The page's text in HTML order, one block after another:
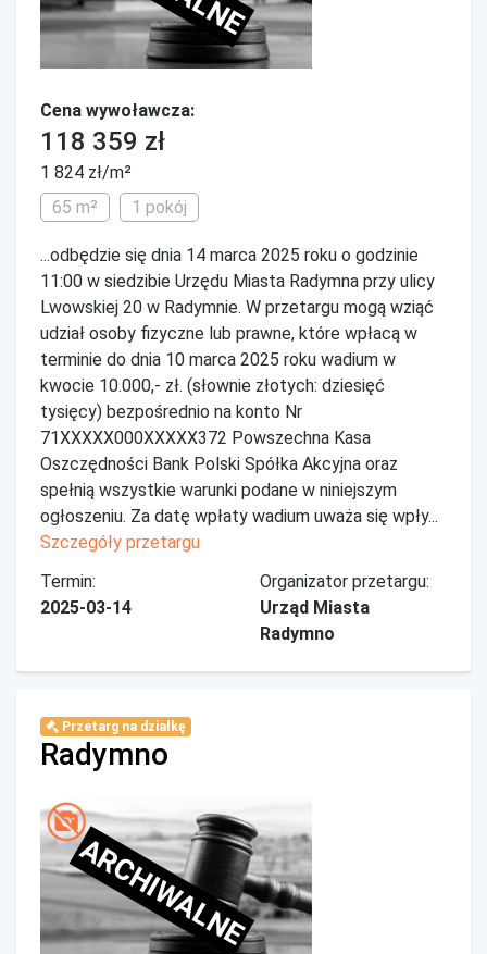
Cena wywoławcza:
118 359 zł
1 824 zł/m²
65 m²
1 pokój
...odbędzie się dnia 14 marca 2025 roku o godzinie
11:00 w siedzibie Urzędu Miasta Radymna przy ulicy
Lwowskiej 20 w Radymnie. W przetargu mogą wziąć
udział osoby fizyczne lub prawne, które wpłacą w
terminie do dnia 10 marca 2025 roku wadium w
kwocie 10.000,- zł. (słownie złotych: dziesięć
tysięcy) bezpośrednio na konto Nr
71XXXXX000XXXXX372 Powszechna Kasa
Oszczędności Bank Polski Spółka Akcyjna oraz
spełnią wszystkie warunki podane w niniejszym
ogłoszeniu. Za datę wpłaty wadium uważa się wpły...
Szczegóły przetargu
Termin:
2025-03-14
Organizator przetargu:
Urząd Miasta
Radymno
Przetarg na działkę
Radymno
ARCHIWALNE